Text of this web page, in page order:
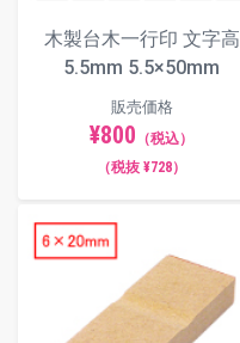
木製台木一行印 文字高
5.5mm 5.5×50mm
販売価格
¥800 （税込）
（税抜 ¥728）